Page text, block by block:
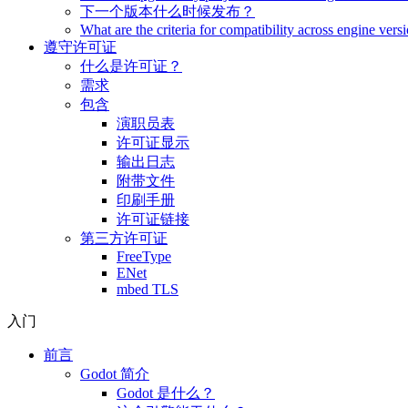
下一个版本什么时候发布？
What are the criteria for compatibility across engine
遵守许可证
什么是许可证？
需求
包含
演职员表
许可证显示
输出日志
附带文件
印刷手册
许可证链接
第三方许可证
FreeType
ENet
mbed TLS
入门
前言
Godot 简介
Godot 是什么？